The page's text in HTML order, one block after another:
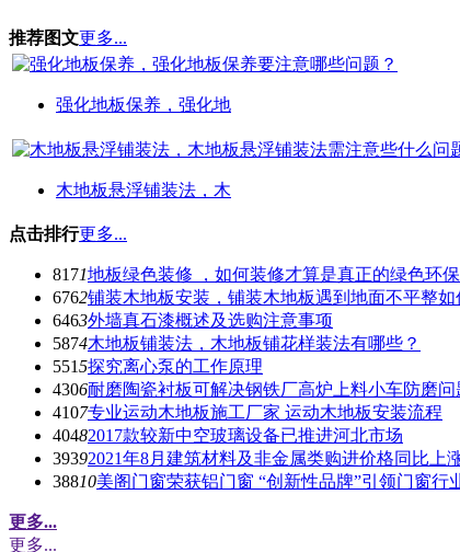
推荐图文更多...
强化地板保养，强化地
木地板悬浮铺装法，木
点击排行更多...
8171地板绿色装修 ，如何装修才算是真正的绿色环
6762铺装木地板安装，铺装木地板遇到地面不平整如
6463外墙真石漆概述及选购注意事项
5874木地板铺装法，木地板铺花样装法有哪些？
5515探究离心泵的工作原理
4306耐磨陶瓷衬板可解决钢铁厂高炉上料小车防磨问
4107专业运动木地板施工厂家 运动木地板安装流程
40482017款较新中空玻璃设备已推进河北市场
39392021年8月建筑材料及非金属类购进价格同比上
38810美阁门窗荣获铝门窗 “创新性品牌”引领门窗行
更多...
更多...